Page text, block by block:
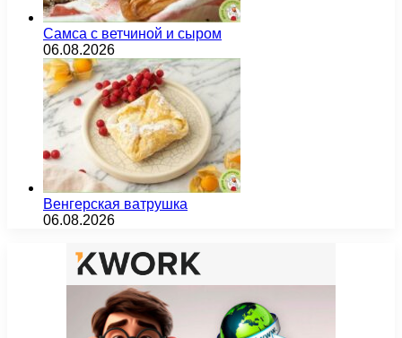
Самса с ветчиной и сыром
06.08.2026
Венгерская ватрушка
06.08.2026